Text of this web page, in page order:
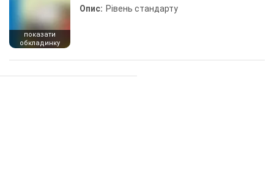
показати
обкладинку
Опис: Рівень стандарту